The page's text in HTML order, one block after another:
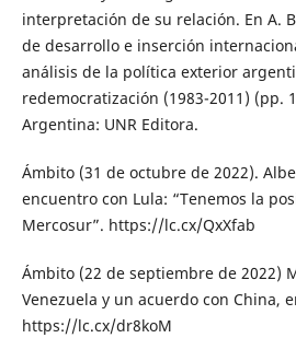
interpretación de su relación. En A.
de desarrollo e inserción
análisis de la política exterior
redemocratización (1983-2011) (pp.
Argentina: UNR Editora.
Ámbito (31 de octubre de 2022).
encuentro con Lula: “Tenemos la
Mercosur”. https://lc.cx/QxXfab
Ámbito (22 de septiembre de 2022)
Venezuela y un acuerdo con China,
https://lc.cx/dr8koM